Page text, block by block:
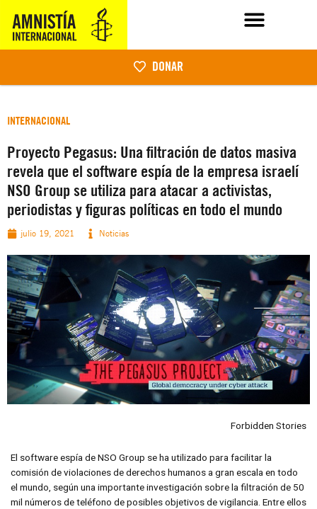
DONAR
INTERNACIONAL
Proyecto Pegasus: Una filtración de datos masiva
revela que el software espía de la empresa israelí
NSO Group se utiliza para atacar a activistas,
periodistas y figuras políticas en todo el mundo
julio 19, 2021 Noticias
Forbidden Stories
El software espía de NSO Group se ha utilizado para facilitar la
comisión de violaciones de derechos humanos a gran escala en todo
el mundo, según una importante investigación sobre la filtración de 50
mil números de teléfono de posibles objetivos de vigilancia. Entre ellos